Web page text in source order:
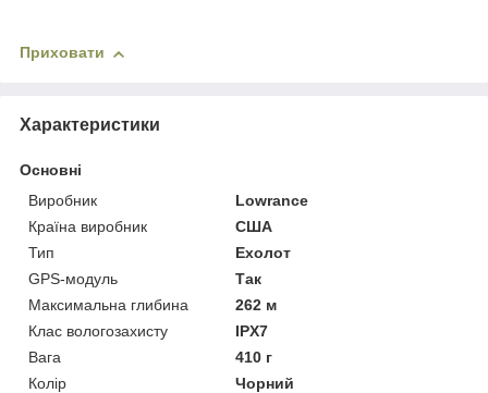
Приховати
Характеристики
Основні
Виробник
Lowrance
Країна виробник
США
Тип
Ехолот
GPS-модуль
Так
Максимальна глибина
262 м
Клас вологозахисту
IPX7
Вага
410 г
Колір
Чорний